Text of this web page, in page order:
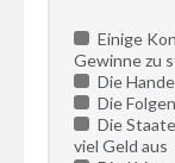
Einige
Gewinne zu
Die
Die
Die
viel Geld aus